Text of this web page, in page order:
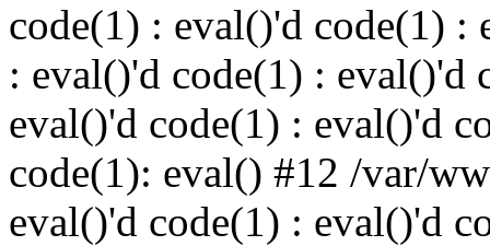
code(1) : eval()'d code(1) :
: eval()'d code(1) : eval()'d
eval()'d code(1) : eval()'d
code(1): eval() #12 /var/
eval()'d code(1) : eval()'d